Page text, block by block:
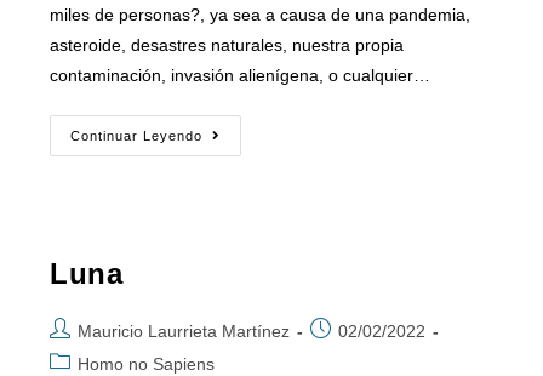
miles de personas?, ya sea a causa de una pandemia,
asteroide, desastres naturales, nuestra propia
contaminación, invasión alienígena, o cualquier…
Continuar Leyendo
Luna
Mauricio Laurrieta Martínez
02/02/2022
Homo no Sapiens